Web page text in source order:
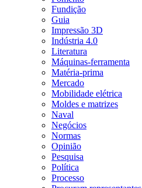
Fundição
Guia
Impressão 3D
Indústria 4.0
Literatura
Máquinas-ferramenta
Matéria-prima
Mercado
Mobilidade elétrica
Moldes e matrizes
Naval
Negócios
Normas
Opinião
Pesquisa
Política
Processo